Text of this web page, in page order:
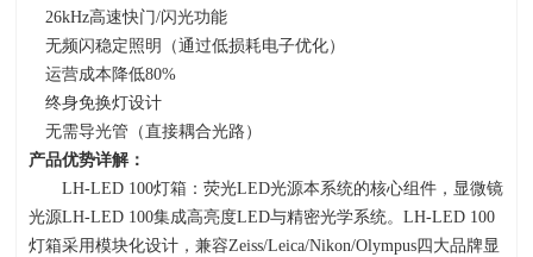
26kHz高速快门/闪光功能
无频闪稳定照明（通过低损耗电子优化）
运营成本降低80%
终身免换灯设计
无需导光管（直接耦合光路）
产品优势详解：
LH-LED 100灯箱：荧光LED光源本系统的核心组件，显微镜
光源LH-LED 100集成高亮度LED与精密光学系统。LH-LED 100
灯箱采用模块化设计，兼容Zeiss/Leica/Nikon/Olympus四大品牌显